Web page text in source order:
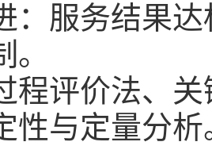
：服务结果
程评价法、
性与定量分析